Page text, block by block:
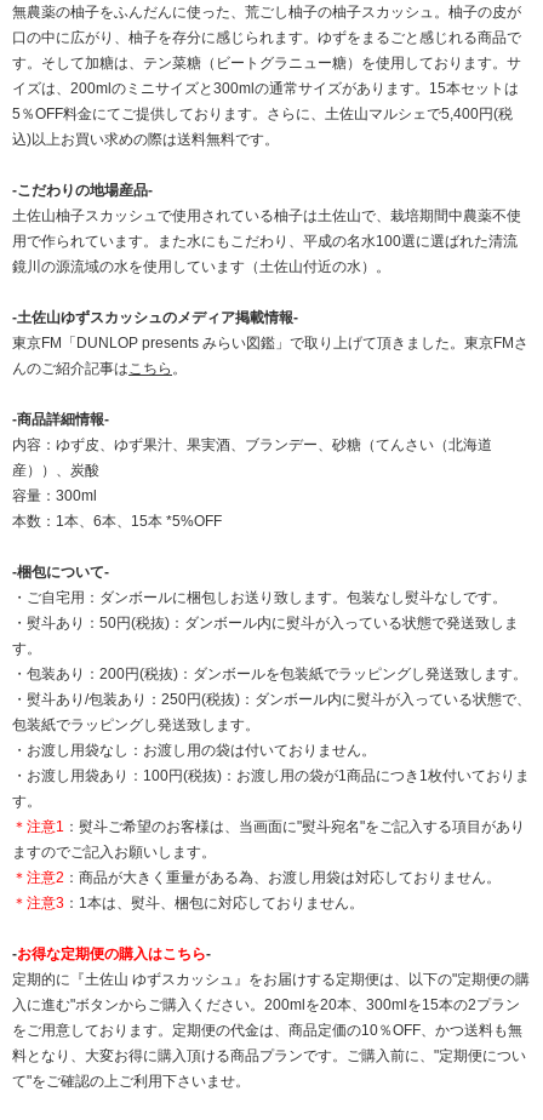
無農薬の柚子をふんだんに使った、荒ごし柚子の柚子スカッシュ。柚子の皮が
口の中に広がり、柚子を存分に感じられます。ゆずをまるごと感じれる商品で
す。そして加糖は、テン菜糖（ビートグラニュー糖）を使用しております。サ
イズは、200mlのミニサイズと300mlの通常サイズがあります。15本セットは
5％OFF料金にてご提供しております。さらに、土佐山マルシェで5,400円(税
込)以上お買い求めの際は送料無料です。
-こだわりの地場産品-
土佐山柚子スカッシュで使用されている柚子は土佐山で、栽培期間中農薬不使
用で作られています。また水にもこだわり、平成の名水100選に選ばれた清流
鏡川の源流域の水を使用しています（土佐山付近の水）。
-土佐山ゆずスカッシュのメディア掲載情報-
東京FM「DUNLOP presents みらい図鑑」で取り上げて頂きました。東京FMさ
んのご紹介記事は こちら 。
-商品詳細情報-
内容：ゆず皮、ゆず果汁、果実酒、ブランデー、砂糖（てんさい（北海道
産））、炭酸
容量：300ml
本数：1本、6本、15本 *5%OFF
-梱包について-
・ご自宅用：ダンボールに梱包しお送り致します。包装なし熨斗なしです。
・熨斗あり：50円(税抜)：ダンボール内に熨斗が入っている状態で発送致しま
す。
・包装あり：200円(税抜)：ダンボールを包装紙でラッピングし発送致します。
・熨斗あり/包装あり：250円(税抜)：ダンボール内に熨斗が入っている状態で、
包装紙でラッピングし発送致します。
・お渡し用袋なし：お渡し用の袋は付いておりません。
・お渡し用袋あり：100円(税抜)：お渡し用の袋が1商品につき1枚付いておりま
す。
＊注意1 ：熨斗ご希望のお客様は、当画面に"熨斗宛名"をご記入する項目があり
ますのでご記入お願いします。
＊注意2 ：商品が大きく重量がある為、お渡し用袋は対応しておりません。
＊注意3 ：1本は、熨斗、梱包に対応しておりません。
-お得な定期便の購入はこちら-
定期的に『土佐山 ゆずスカッシュ』をお届けする定期便は、以下の"定期便の購
入に進む"ボタンからご購入ください。200mlを20本、300mlを15本の2プラン
をご用意しております。定期便の代金は、商品定価の10％OFF、かつ送料も無
料となり、大変お得に購入頂ける商品プランです。ご購入前に、"定期便につい
て"をご確認の上ご利用下さいませ。